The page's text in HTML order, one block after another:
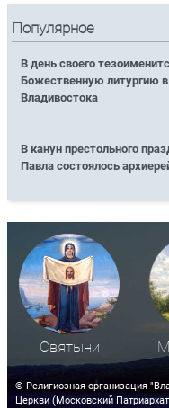
Популярное
В день своего
Божественную литургию
Владивостока
В канун престольного
Павла состоялось
Святыни
© Религиозная организация
Церкви (Московский